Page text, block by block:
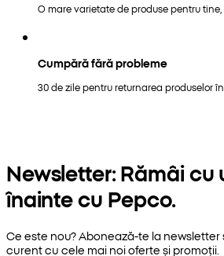
O mare varietate de produse pentru tine,
Cumpără fără probleme
30 de zile pentru returnarea produselor
Newsletter: Rămâi cu
înainte cu Pepco.
Ce este nou? Abonează-te la
curent cu cele mai noi oferte și promoții.